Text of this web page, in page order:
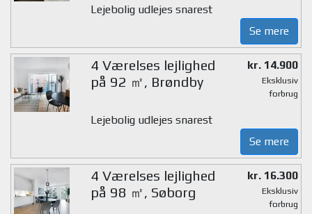
Lejebolig udlejes snarest
Se mere
4 Værelses lejlighed
på 92 ㎡, Brøndby
kr. 14.900
Eksklusiv
forbrug
Lejebolig udlejes snarest
Se mere
4 Værelses lejlighed
på 98 ㎡, Søborg
kr. 16.300
Eksklusiv
forbrug